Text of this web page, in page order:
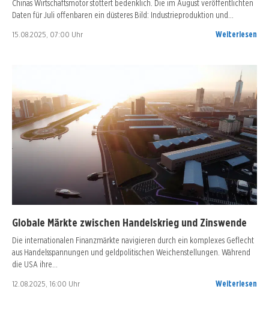
Chinas Wirtschaftsmotor stottert bedenklich. Die im August veröffentlichten
Daten für Juli offenbaren ein düsteres Bild: Industrieproduktion und…
15.08.2025, 07:00 Uhr Weiterlesen
Globale Märkte zwischen Handelskrieg und Zinswende
Die internationalen Finanzmärkte navigieren durch ein komplexes Geflecht
aus Handelsspannungen und geldpolitischen Weichenstellungen. Während
die USA ihre…
12.08.2025, 16:00 Uhr Weiterlesen